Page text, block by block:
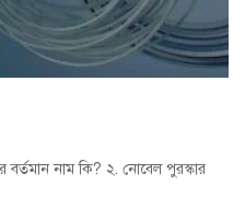
নাম কি? ২. নোবেল পুরস্কার